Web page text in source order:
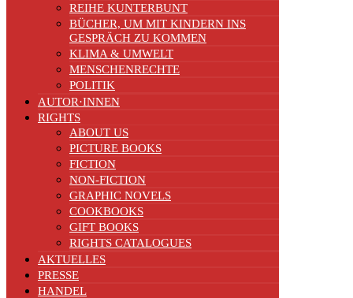
REIHE KUNTERBUNT
BÜCHER, UM MIT KINDERN INS
GESPRÄCH ZU KOMMEN
KLIMA & UMWELT
MENSCHENRECHTE
POLITIK
AUTOR·INNEN
RIGHTS
ABOUT US
PICTURE BOOKS
FICTION
NON-FICTION
GRAPHIC NOVELS
COOKBOOKS
GIFT BOOKS
RIGHTS CATALOGUES
AKTUELLES
PRESSE
HANDEL